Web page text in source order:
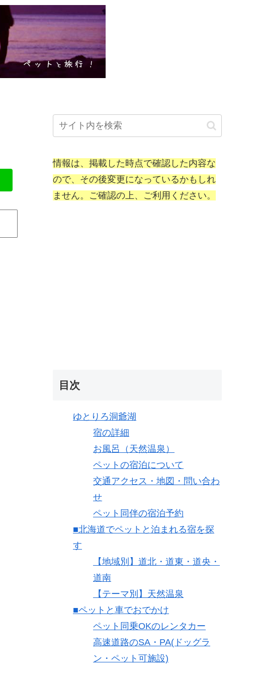
情報は、掲載した時点で確認した内容な
ので、その後変更になっているかもしれ
ません。ご確認の上、ご利用ください。
目次
ゆとりろ洞爺湖
宿の詳細
お風呂（天然温泉）
ペットの宿泊について
交通アクセス・地図・問い合わ
せ
ペット同伴の宿泊予約
■北海道でペットと泊まれる宿を探
す
【地域別】道北・道東・道央・
道南
【テーマ別】天然温泉
■ペットと車でおでかけ
ペット同乗OKのレンタカー
高速道路のSA・PA(ドッグラ
ン・ペット可施設)